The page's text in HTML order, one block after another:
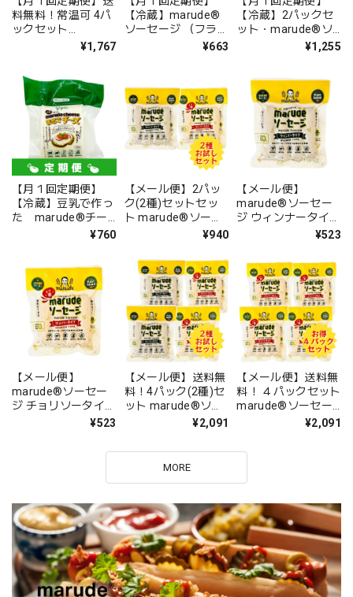
料無料！常温可 4パ
ックセット
marude®︎ソーセー
応・Marude
Sausage "Wiener
Type" VEGAN
¥1,767
【冷蔵】marude®︎
ソーセージ （フラン
クホットドッグタイ
Sausage 4本 x 60g
(240g)
¥663
【冷蔵】2パックセ
ット・marude®︎ソ
ーセージ 動物性不使
Marude Sausage
¥1,255
【月１回定期便】
【冷蔵】豆乳で作っ
た marude®︎チー
ズ セミハードタイ
Cheese) / Semi-
hard Type 250g
¥760
【メール便】2パッ
ク(2種)セットセッ
ト marude®︎ソーセ
ージ ウィンナー1パ
パック ヴィーガン対
¥940
【メール便】
marude®︎ソーセー
ジ ウィンナータイプ
ヴィーガン対応¥523
【メール便】
marude®︎ソーセー
ジ チョリソータイプ
ヴィーガン対応¥523
【メール便】送料無
料！4パック(2種)セ
ット marude®︎ソー
セージ ウィンナー2
パック+チョリソー
ーガン対応
¥2,091
【メール便】送料無
料！ ４パックセット
marude®︎ソーセー
ジ チョリソータイプ
¥2,091
MORE